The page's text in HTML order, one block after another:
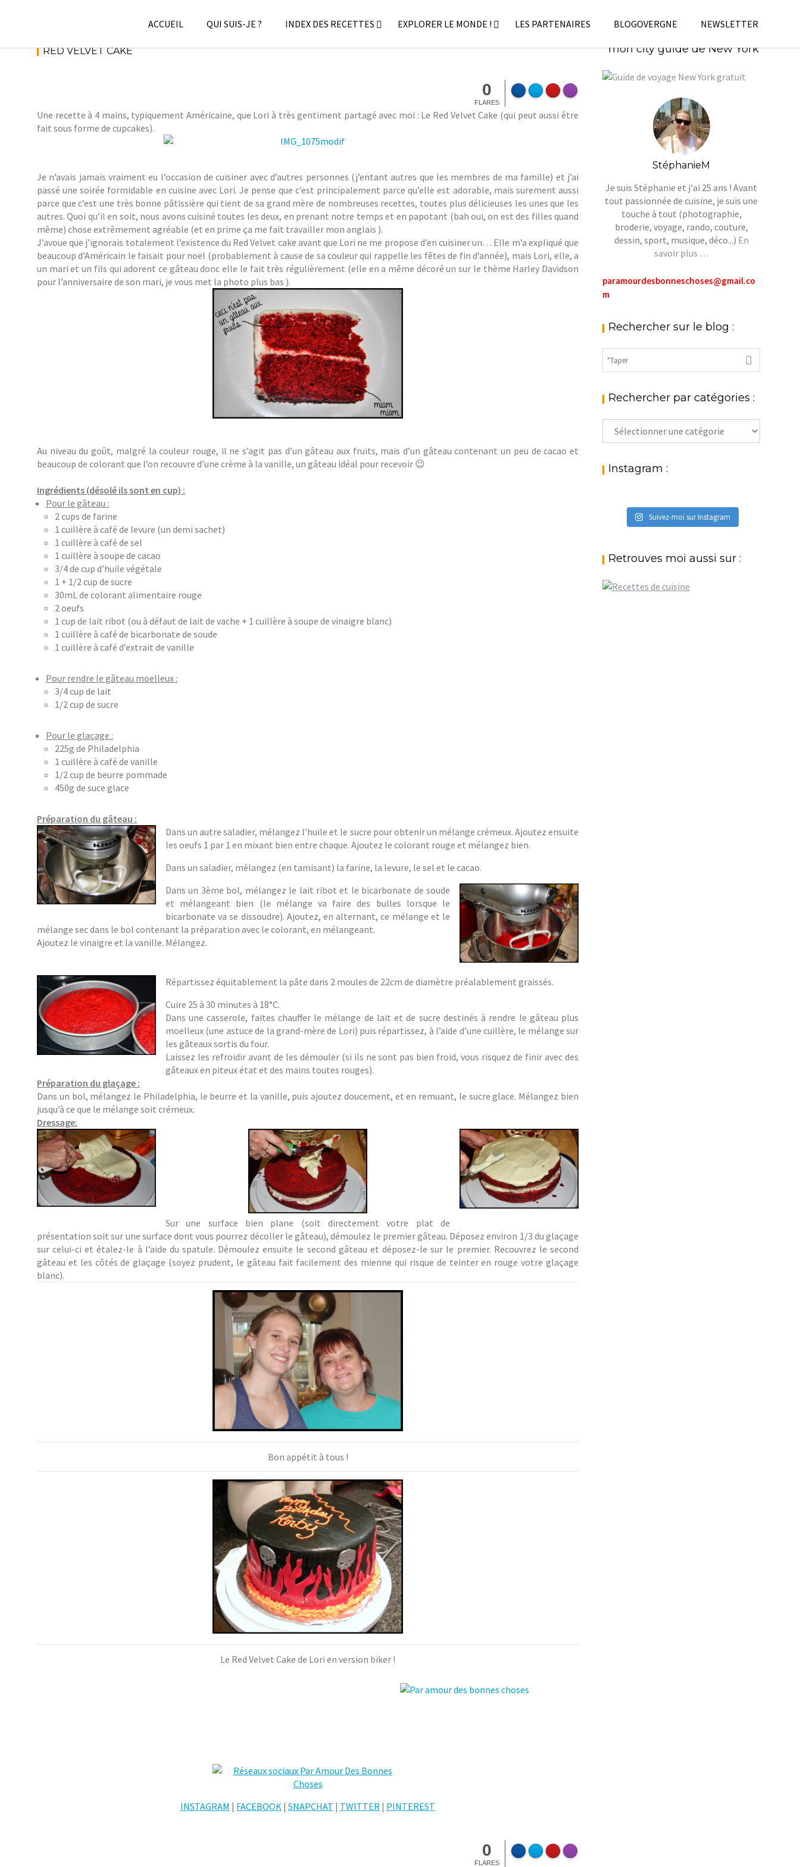
ACCUEIL QUI SUIS-JE ? INDEX DES RECETTES EXPLORER LE MONDE ! LES PARTENAIRES BLOGOVERGNE NEWSLETTER
30
p
h
a
i
e
M
g
o
r
z
e
d
RED VELVET CAKE
0
FLARES
Une recette à 4 mains, typiquement Américaine, que Lori à très gentiment partagé avec moi : Le Red Velvet Cake (qui peut aussi être
fait sous forme de cupcakes).
Je n’avais jamais vraiment eu l’occasion de cuisiner avec d’autres personnes (j’entant autres que les membres de ma famille) et j’ai
passé une soirée formidable en cuisine avec Lori. Je pense que c’est principalement parce qu’elle est adorable, mais surement aussi
parce que c’est une très bonne pâtissière qui tient de sa grand mère de nombreuses recettes, toutes plus délicieuses les unes que les
autres. Quoi qu’il en soit, nous avons cuisiné toutes les deux, en prenant notre temps et en papotant (bah oui, on est des filles quand
même) chose extrêmement agréable (et en prime ça me fait travailler mon anglais ).
J’avoue que j’ignorais totalement l’existence du Red Velvet cake avant que Lori ne me propose d’en cuisiner un… Elle m’a expliqué que
beaucoup d’Américain le faisait pour noël (probablement à cause de sa couleur qui rappelle les fêtes de fin d’année), mais Lori, elle, a
un mari et un fils qui adorent ce gâteau donc elle le fait très régulièrement (elle en a même décoré un sur le thème Harley Davidson
pour l’anniversaire de son mari, je vous met la photo plus bas ).
Au niveau du goût, malgré la couleur rouge, il ne s’agit pas d’un gâteau aux fruits, mais d’un gâteau contenant un peu de cacao et
beaucoup de colorant que l’on recouvre d’une crème à la vanille, un gâteau idéal pour recevoir 😉
Ingrédients (désolé ils sont en cup) :
Pour le gâteau :
2 cups de farine
1 cuillère à café de levure (un demi sachet)
1 cuillère à café de sel
1 cuillère à soupe de cacao
3/4 de cup d’huile végétale
1 + 1/2 cup de sucre
30mL de colorant alimentaire rouge
2 oeufs
1 cup de lait ribot (ou à défaut de lait de vache + 1 cuillère à soupe de vinaigre blanc)
1 cuillère à café de bicarbonate de soude
1 cuillère à café d’extrait de vanille
Pour rendre le gâteau moelleux :
3/4 cup de lait
1/2 cup de sucre
Pour le glaçage :
225g de Philadelphia
1 cuillère à café de vanille
1/2 cup de beurre pommade
450g de suce glace
Préparation du gâteau :
Dans un autre saladier, mélangez l’huile et le sucre pour obtenir un mélange crémeux. Ajoutez ensuite
les oeufs 1 par 1 en mixant bien entre chaque. Ajoutez le colorant rouge et mélangez bien.
Dans un saladier, mélangez (en tamisant) la farine, la levure, le sel et le cacao.
Dans un 3ème bol, mélangez le lait ribot et le bicarbonate de soude
et mélangeant bien (le mélange va faire des bulles lorsque le
bicarbonate va se dissoudre). Ajoutez, en alternant, ce mélange et le
mélange sec dans le bol contenant la préparation avec le colorant, en mélangeant.
Ajoutez le vinaigre et la vanille. Mélangez.
Répartissez équitablement la pâte dans 2 moules de 22cm de diamètre préalablement graissés.
Cuire 25 à 30 minutes à 18°C.
Dans une casserole, faites chauffer le mélange de lait et de sucre destinés à rendre le gâteau plus
moelleux (une astuce de la grand-mère de Lori) puis répartissez, à l’aide d’une cuillère, le mélange sur
les gâteaux sortis du four.
Laissez les refroidir avant de les démouler (si ils ne sont pas bien froid, vous risquez de finir avec des
gâteaux en piteux état et des mains toutes rouges).
Préparation du glaçage :
Dans un bol, mélangez le Philadelphia, le beurre et la vanille, puis ajoutez doucement, et en remuant, le sucre glace. Mélangez bien
jusqu’à ce que le mélange soit crémeux.
Dressage:
Sur une surface bien plane (soit directement votre plat de
présentation soit sur une surface dont vous pourrez décoller le gâteau), démoulez le premier gâteau. Déposez environ 1/3 du glaçage
sur celui-ci et étalez-le à l’aide du spatule. Démoulez ensuite le second gâteau et déposez-le sur le premier. Recouvrez le second
gâteau et les côtés de glaçage (soyez prudent, le gâteau fait facilement des mienne qui risque de teinter en rouge votre glaçage
blanc).
Bon appétit à tous !
Le Red Velvet Cake de Lori en version biker !
INSTAGRAM | FACEBOOK | SNAPCHAT | TWITTER | PINTEREST
0
FLARES
mon city guide de New York
StéphanieM
Je suis Stéphanie et j'ai 25 ans ! Avant
tout passionnée de cuisine, je suis une
touche à tout (photographie,
broderie, voyage, rando, couture,
dessin, sport, musique, déco...) En
savoir plus …
paramourdesbonneschoses@gmail.co
m
Rechercher sur le blog :
Rechercher par catégories :
Rechercher
par
: Instagram :
Suivez-moi sur Instagram
Retrouves moi aussi sur :